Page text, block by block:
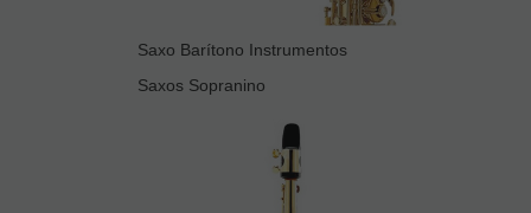
Saxo Barítono Instrumentos
Saxos Sopranino